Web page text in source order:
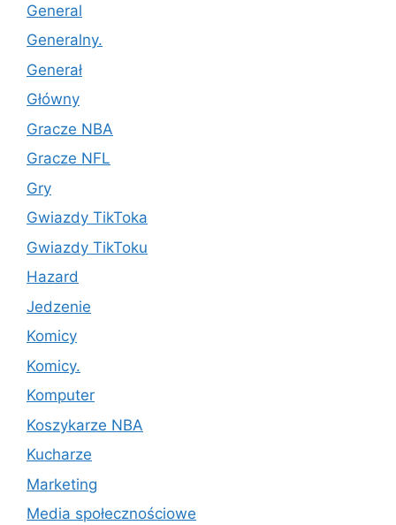
General
Generalny.
Generał
Główny
Gracze NBA
Gracze NFL
Gry
Gwiazdy TikToka
Gwiazdy TikToku
Hazard
Jedzenie
Komicy
Komicy.
Komputer
Koszykarze NBA
Kucharze
Marketing
Media społecznościowe